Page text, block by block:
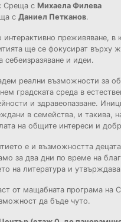
Среща с Михаела Филева
с Даниел Петканов.
преживяване,
ще се фокусират върху
себеизразяване и идеи.
реални възможности за
градската среда в
и здравеопазване.
в семейства, и такива,
на общите интереси и
е и възможността
за два дни по време на
на литература и
от мащабната програма на
да бъде чуто.